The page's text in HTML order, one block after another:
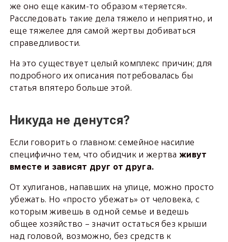
же оно еще каким-то образом «теряется».
Расследовать такие дела тяжело и неприятно, и
еще тяжелее для самой жертвы добиваться
справедливости.
На это существует целый комплекс причин; для
подробного их описания потребовалась бы
статья впятеро больше этой.
Никуда не денутся?
Если говорить о главном: семейное насилие
специфично тем, что обидчик и жертваживут
вместе и зависят друг от друга.
От хулиганов, напавших на улице, можно просто
убежать. Но «просто убежать» от человека, с
которым живешь в одной семье и ведешь
общее хозяйство – значит остаться без крыши
над головой, возможно, без средств к